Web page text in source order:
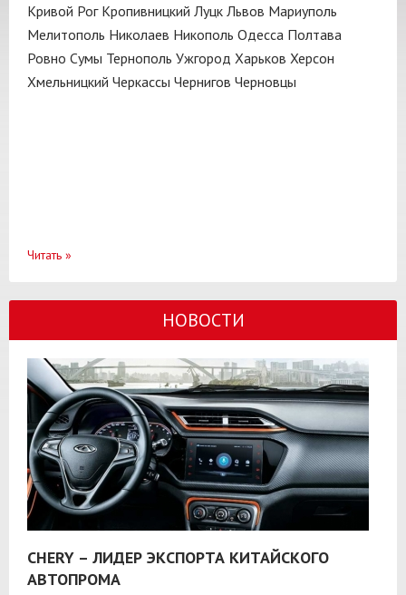
Кривой Рог Кропивницкий Луцк Львов Мариуполь
Мелитополь Николаев Никополь Одесса Полтава
Ровно Сумы Тернополь Ужгород Харьков Херсон
Хмельницкий Черкассы Чернигов Черновцы
Читать »
НОВОСТИ
CHERY – ЛИДЕР ЭКСПОРТА КИТАЙСКОГО
АВТОПРОМА